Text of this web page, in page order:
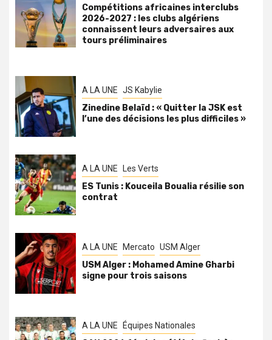
Compétitions africaines interclubs
2026-2027 : les clubs algériens
connaissent leurs adversaires aux
tours préliminaires
A LA UNE JS Kabylie
Zinedine Belaïd : « Quitter la JSK est
l’une des décisions les plus difficiles »
A LA UNE Les Verts
ES Tunis : Kouceila Boualia résilie son
contrat
A LA UNE Mercato USM Alger
USM Alger : Mohamed Amine Gharbi
signe pour trois saisons
A LA UNE Équipes Nationales